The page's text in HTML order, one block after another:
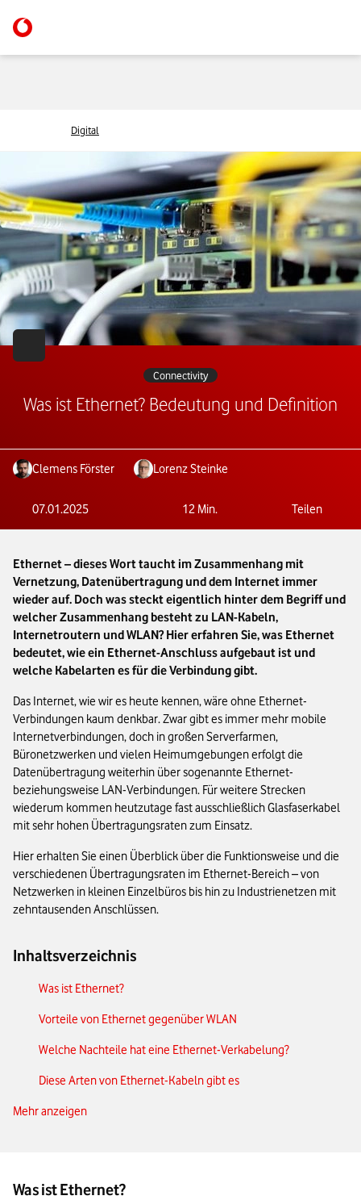
Digital
Connectivity
Was ist Ethernet? Bedeutung und Definition
Clemens Förster Lorenz Steinke
07.01.2025 12 Min. Teilen
Ethernet – dieses Wort taucht im Zusammenhang mit
Vernetzung, Datenübertragung und dem Internet immer
wieder auf. Doch was steckt eigentlich hinter dem Begriff und
welcher Zusammenhang besteht zu LAN-Kabeln,
Internetroutern und WLAN? Hier erfahren Sie, was Ethernet
bedeutet, wie ein Ethernet-Anschluss aufgebaut ist und
welche Kabelarten es für die Verbindung gibt.
Das Internet, wie wir es heute kennen, wäre ohne Ethernet-
Verbindungen kaum denkbar. Zwar gibt es immer mehr mobile
Internetverbindungen, doch in großen Serverfarmen,
Büronetzwerken und vielen Heimumgebungen erfolgt die
Datenübertragung weiterhin über sogenannte Ethernet-
beziehungsweise LAN-Verbindungen. Für weitere Strecken
wiederum kommen heutzutage fast ausschließlich Glasfaserkabel
mit sehr hohen Übertragungsraten zum Einsatz.
Hier erhalten Sie einen Überblick über die Funktionsweise und die
verschiedenen Übertragungsraten im Ethernet-Bereich – von
Netzwerken in kleinen Einzelbüros bis hin zu Industrienetzen mit
zehntausenden Anschlüssen.
Inhaltsverzeichnis
Was ist Ethernet?
Vorteile von Ethernet gegenüber WLAN
Welche Nachteile hat eine Ethernet-Verkabelung?
Diese Arten von Ethernet-Kabeln gibt es
Welche Voraussetzungen muss ein Ethernet-Netzwerk
Das Wichtigste zu Ethernet in Kürze
Mehr anzeigen
Was ist Ethernet?